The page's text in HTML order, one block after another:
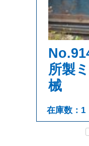
所製
械
在庫数：1